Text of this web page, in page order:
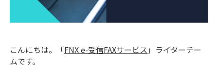
こんにちは。「FNX e-受信FAXサービス 」ライターチー
ムです。